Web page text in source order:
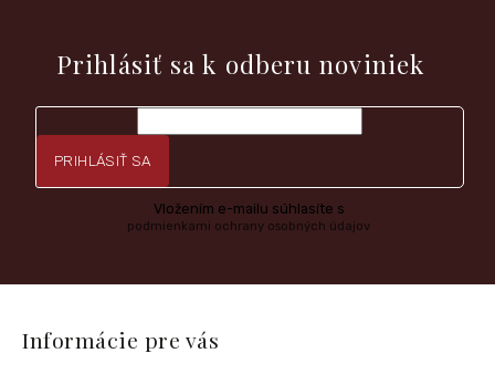
Prihlásiť sa k odberu noviniek
PRIHLÁSIŤ SA
Vložením e-mailu súhlasíte s
podmienkami ochrany osobných údajov
Informácie pre vás